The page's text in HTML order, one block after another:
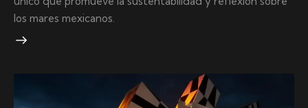
los mares mexicanos.